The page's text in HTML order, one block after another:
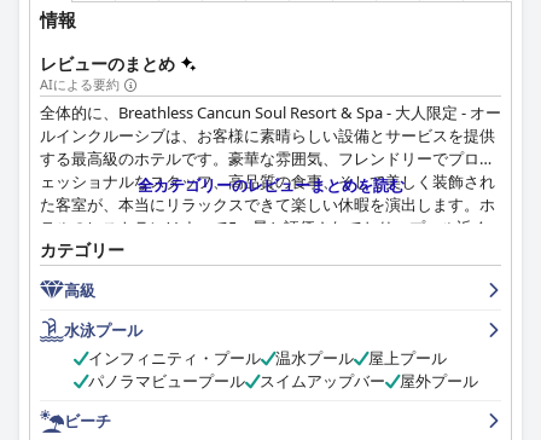
情報
レビューのまとめ
AIによる要約
全体的に、Breathless Cancun Soul Resort & Spa - 大人限定 - オー
ルインクルーシブは、お客様に素晴らしい設備とサービスを提供
する最高級のホテルです。豪華な雰囲気、フレンドリーでプロフ
ェッショナルなスタッフ、高品質の食事、そして美しく装飾され
た客室が、本当にリラックスできて楽しい休暇を演出します。ホ
テルのレストランはすべて5つ星と評価されており、プール近く
のピザ屋は食通には必見です。このホテルは、この地域の他のホ
テルよりも値段が高いかもしれませんが、5つ星の滞在にはそれ
だけの価値があります。ホテルゾーンで最高級のオールインクル
ーシブリゾートをお探しの方は、Breathless Cancun Soul Resort
& Spaをぜひご検討ください。
全カテゴリーのレビューまとめを読む
カテゴリー
高級
水泳プール
インフィニティ・プール
温水プール
屋上プール
パノラマビュープール
スイムアップバー
屋外プール
ビーチ